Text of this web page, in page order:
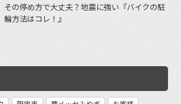
その停め方で大丈夫？地震に強い『バイクの駐
輪方法はコレ！』